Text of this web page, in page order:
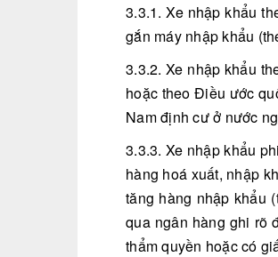
3.3.1. Xe nhập khẩu
gắn máy nhập khẩu
3.3.2. Xe nhập khẩu
hoặc theo Điều ước
Nam định cư ở nước
3.3.3. Xe nhập khẩu
hàng hoá xuất, nhập
tăng hàng nhập khẩu
qua ngân hàng ghi rõ
thẩm quyền hoặc có